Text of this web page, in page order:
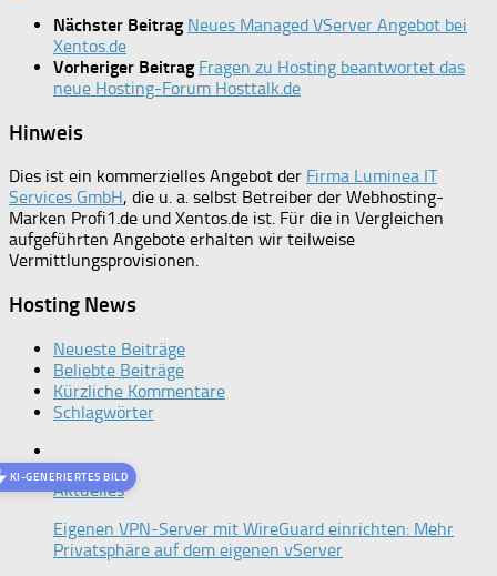
Nächster Beitrag Neues Managed VServer Angebot bei
Xentos.de
Vorheriger Beitrag Fragen zu Hosting beantwortet das
neue Hosting-Forum Hosttalk.de
Hinweis
Dies ist ein kommerzielles Angebot der Firma Luminea IT
Services GmbH, die u. a. selbst Betreiber der Webhosting-
Marken Profi1.de und Xentos.de ist. Für die in Vergleichen
aufgeführten Angebote erhalten wir teilweise
Vermittlungsprovisionen.
Hosting News
Neueste Beiträge
Beliebte Beiträge
Kürzliche Kommentare
Schlagwörter
KI-GENERIERTES BILD
Aktuelles
Eigenen VPN-Server mit WireGuard einrichten: Mehr
Privatsphäre auf dem eigenen vServer